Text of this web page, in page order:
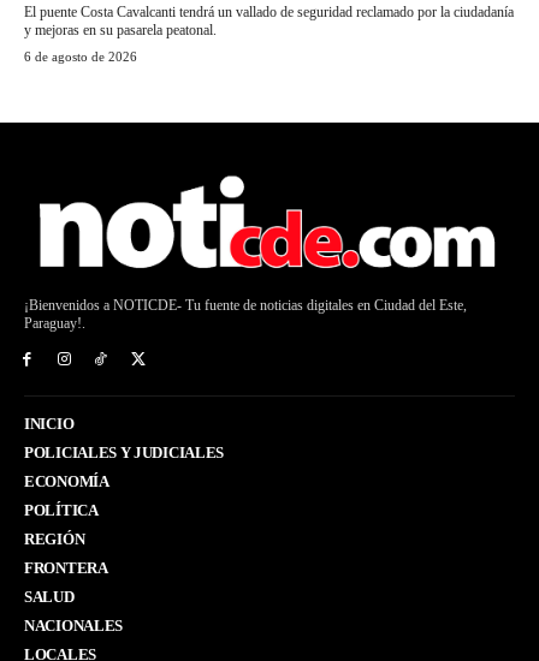
El puente Costa Cavalcanti tendrá un vallado de seguridad reclamado por la ciudadanía
y mejoras en su pasarela peatonal.
6 de agosto de 2026
¡Bienvenidos a NOTICDE- Tu fuente de noticias digitales en Ciudad del Este,
Paraguay!.
INICIO
POLICIALES Y JUDICIALES
ECONOMÍA
POLÍTICA
REGIÓN
FRONTERA
SALUD
NACIONALES
LOCALES